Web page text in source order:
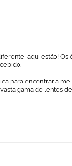
aqui estão! Os
para encontrar a
gama de lentes